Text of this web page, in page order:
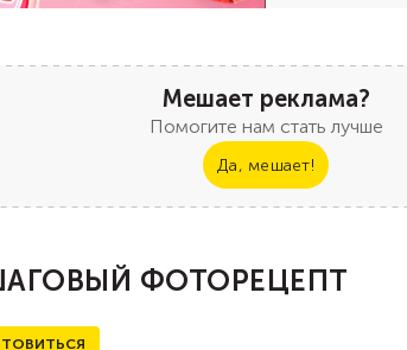
Мешает реклама?
Помогите нам стать лучше
Да, мешает!
ФОТОРЕЦЕПТ